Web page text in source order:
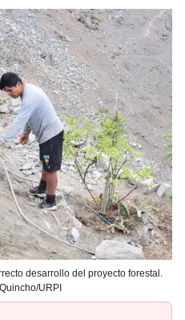
desarrollo del proyecto forestal.
URPI